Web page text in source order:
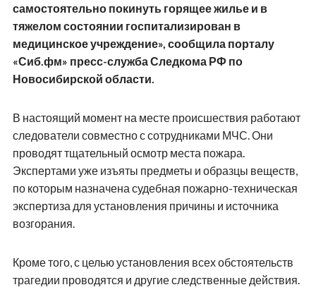
самостоятельно покинуть горящее жилье и в
тяжелом состоянии госпитализирован в
медицинское учреждение», сообщила порталу
«Сиб.фм» пресс-служба Следкома РФ по
Новосибирской области.
В настоящий момент на месте происшествия работают
следователи совместно с сотрудниками МЧС. Они
проводят тщательный осмотр места пожара.
Экспертами уже изъяты предметы и образцы веществ,
по которым назначена судебная пожарно-техническая
экспертиза для установления причины и источника
возгорания.
Кроме того, с целью установления всех обстоятельств
трагедии проводятся и другие следственные действия.